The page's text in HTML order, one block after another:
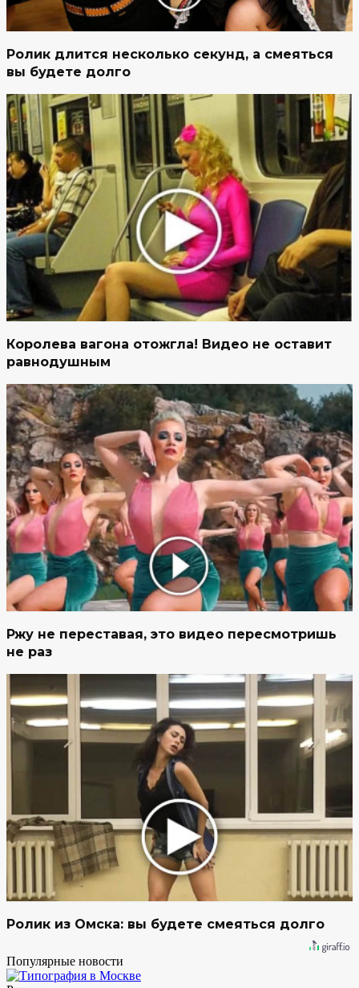
Ролик длится несколько секунд, а смеяться
вы будете долго
Королева вагона отожгла! Видео не оставит
равнодушным
Ржу не переставая, это видео пересмотришь
не раз
Ролик из Омска: вы будете смеяться долго
Популярные новости